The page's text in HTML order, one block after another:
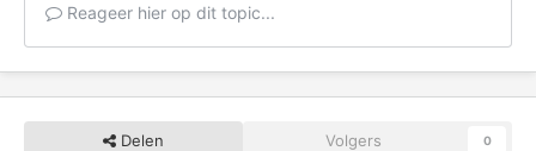
Reageer hier op dit topic...
Delen Volgers 0